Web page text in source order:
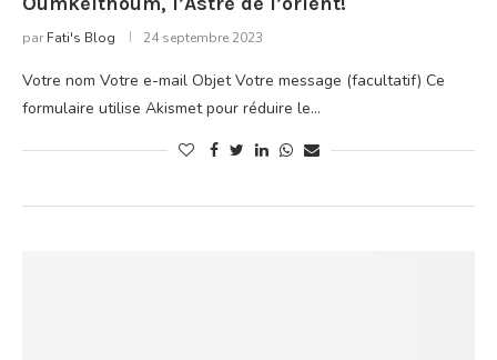
par Fati's Blog 24 septembre 2023
Votre nom Votre e-mail Objet Votre message (facultatif) Ce
formulaire utilise Akismet pour réduire le…